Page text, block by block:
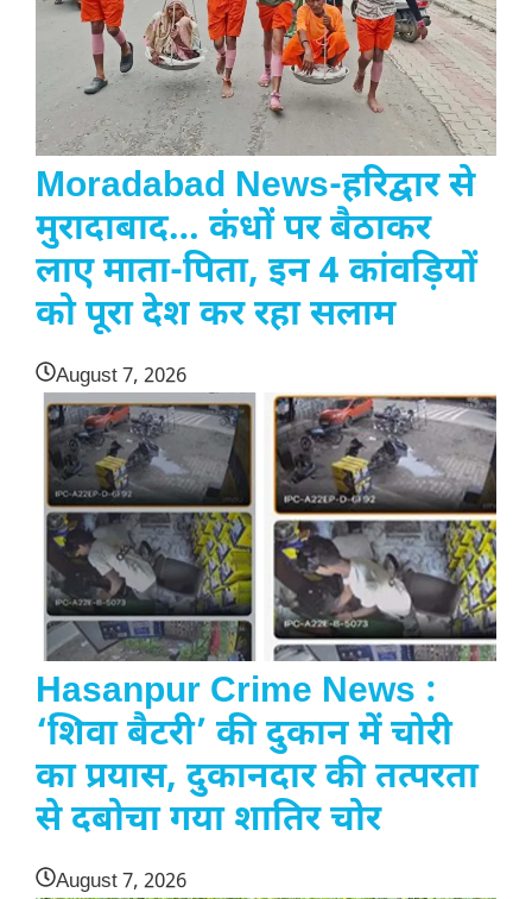
Moradabad News-हरिद्वार से
मुरादाबाद… कंधों पर बैठाकर
लाए माता-पिता, इन 4 कांवड़ियों
को पूरा देश कर रहा सलाम
August 7, 2026
Hasanpur Crime News :
‘शिवा बैटरी’ की दुकान में चोरी
का प्रयास, दुकानदार की तत्परता
से दबोचा गया शातिर चोर
August 7, 2026